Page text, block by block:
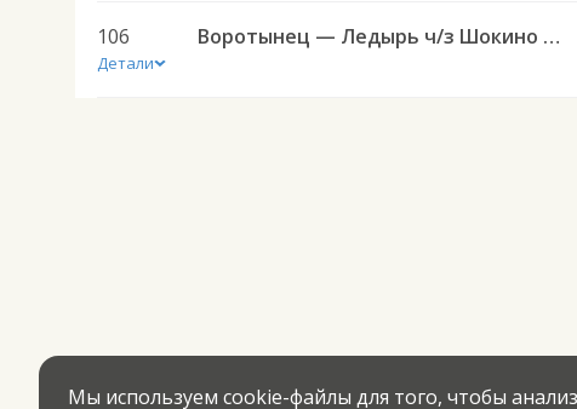
106
Детали
Воротынец — Ледырь ч/з Шокино 106
Мы используем cookie-файлы для того, чтобы